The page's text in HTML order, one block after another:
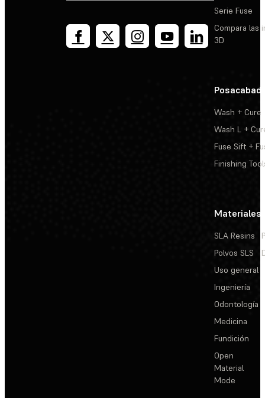
Serie Fuse
Compara las
3D
Wash + Cure
Wash L +
Fuse Sift +
Finishing
Materiales
SLA Resins
Polvos SLS
Uso general
Ingeniería
Odontología
Medicina
Fundición
Open
Material
Mode